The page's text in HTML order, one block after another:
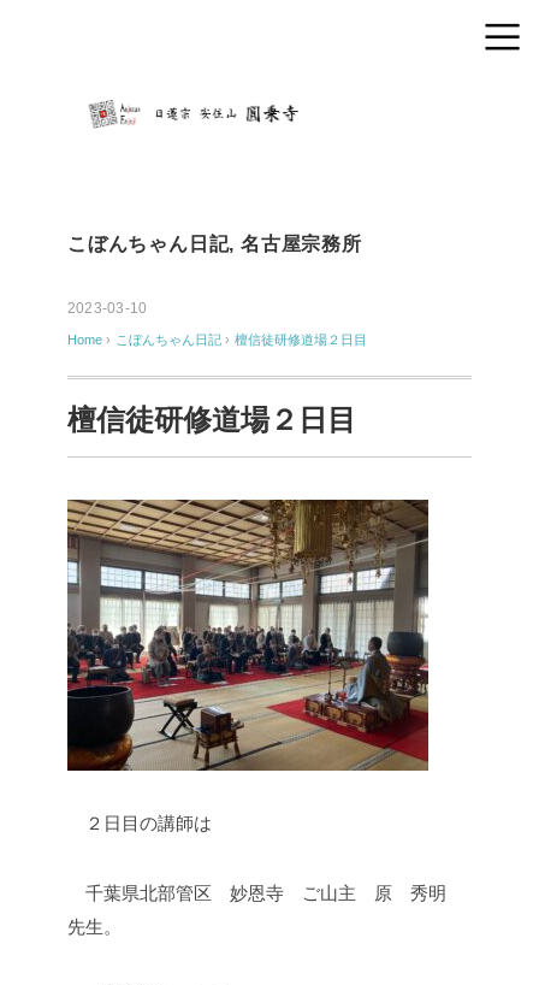
こぼんちゃん日記,名古屋宗務所
2023-03-10
Home › こぼんちゃん日記 › 檀信徒研修道場２日目
檀信徒研修道場２日目
２日目の講師は
千葉県北部管区 妙恩寺 ご山主 原 秀明
先生。